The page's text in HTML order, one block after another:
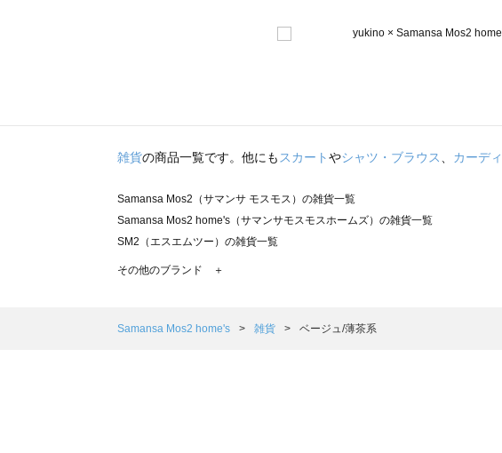
雑貨の商品一覧です。他にもスカートやシャツ・ブラウス、 カーデ
Samansa Mos2（サマンサ モスモス）の雑貨一覧
Samansa Mos2 home's（サマンサモスモスホームズ）の雑貨一覧
SM2（エスエムツー）の雑貨一覧
TSUHARU by Samansa Mos2（ツハルバイサマンサモスモス）の雑貨一覧
Samansa Mos2 Lagom（サマンサモスモス ラーゴム）の雑貨一覧
その他のブランド ＋
Samansa Mos2 home's 雑貨 ベージュ/薄茶系